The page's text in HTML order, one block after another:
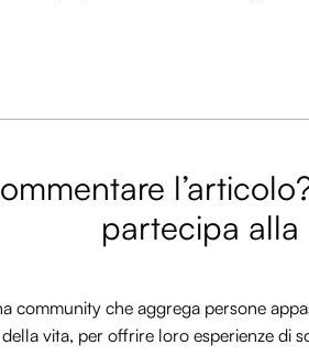
partecipa alla
community che aggrega persone
della vita, per offrire loro esperienze di